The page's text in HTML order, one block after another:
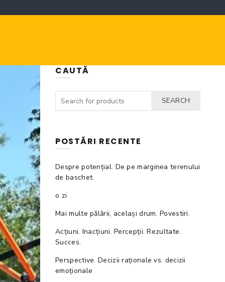
CAUTĂ
SEARCH
POSTĂRI RECENTE
Despre potențial. De pe marginea terenului
de baschet.
o zi
Mai multe pălării, același drum. Povestiri.
Acțiuni. Inacțiuni. Percepții. Rezultate.
Succes.
Perspective. Decizii raționale vs. decizii
emoționale